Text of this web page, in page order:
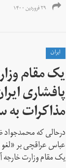
۲۹ فروردین ۱۴۰۰
ايران
یک مقام
پافشاری
مذاکرات
درحالی که
عباس عراقچی بر
یک مقام وزارت